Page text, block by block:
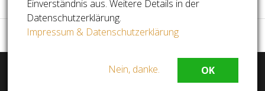
Stolz präsentiert vonWordPress Theme:Master
Einverständnis aus. Weitere Details in der
Datenschutzerklärung.
Impressum & Datenschutzerklärung
OK
Nein, danke.